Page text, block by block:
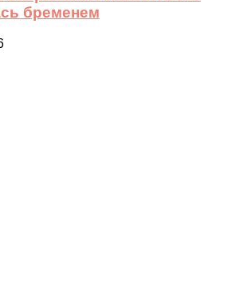
бременем